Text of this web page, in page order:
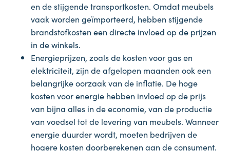
en de stijgende transportkosten. Omdat meubels
vaak worden geïmporteerd, hebben stijgende
brandstofkosten een directe invloed op de prijzen
in de winkels.
Energieprijzen, zoals de kosten voor gas en
elektriciteit, zijn de afgelopen maanden ook een
belangrijke oorzaak van de inflatie. De hoge
kosten voor energie hebben invloed op de prijs
van bijna alles in de economie, van de productie
van voedsel tot de levering van meubels. Wanneer
energie duurder wordt, moeten bedrijven de
hogere kosten doorberekenen aan de consument.